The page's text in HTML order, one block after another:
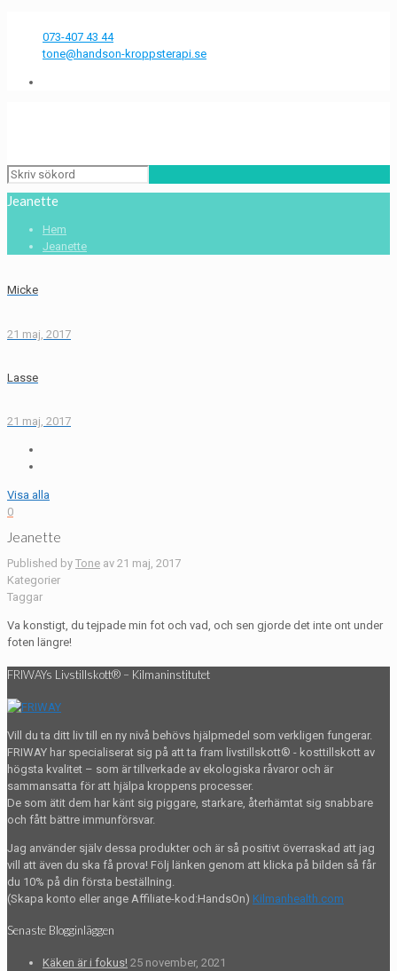
073-407 43 44
tone@handson-kroppsterapi.se
Jeanette
Hem
Jeanette
Micke
21 maj, 2017
Lasse
21 maj, 2017
Visa alla
0
Jeanette
Published by Tone av 21 maj, 2017
Kategorier
Taggar
Va konstigt, du tejpade min fot och vad, och sen gjorde det inte ont under
foten längre!
FRIWAYs Livstillskott® – Kilmaninstitutet
Vill du ta ditt liv till en ny nivå behövs hjälpmedel som verkligen fungerar.
FRIWAY har specialiserat sig på att ta fram livstillskott® - kosttillskott av
högsta kvalitet – som är tillverkade av ekologiska råvaror och är
sammansatta för att hjälpa kroppens processer.
De som ätit dem har känt sig piggare, starkare, återhämtat sig snabbare
och fått bättre immunförsvar.
Jag använder själv dessa produkter och är så positivt överraskad att jag
vill att även du ska få prova! Följ länken genom att klicka på bilden så får
du 10% på din första beställning.
(Skapa konto eller ange Affiliate-kod:HandsOn) Kilmanhealth.com
Senaste Blogginläggen
Käken är i fokus! 25 november, 2021